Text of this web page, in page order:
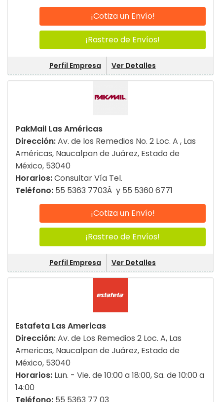
¡Cotiza un Envío!
¡Rastreo de Envíos!
Perfil Empresa Ver Detalles
PakMail Las Américas
Dirección:Av. de los Remedios No. 2 Loc. A , Las
Américas, Naucalpan de Juárez, Estado de
México, 53040
Horarios:Consultar Vía Tel.
Teléfono: 55 5363 7703Â y 55 5360 6771
¡Cotiza un Envío!
¡Rastreo de Envíos!
Perfil Empresa Ver Detalles
Estafeta Las Americas
Dirección:Av. de Los Remedios 2 Loc. A, Las
Americas, Naucalpan de Juárez, Estado de
México, 53040
Horarios: Lun. - Vie. de 10:00 a 18:00, Sa. de 10:00 a
14:00